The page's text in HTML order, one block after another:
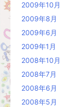
2009年10月
2009年8月
2009年6月
2009年1月
2008年10月
2008年7月
2008年6月
2008年5月